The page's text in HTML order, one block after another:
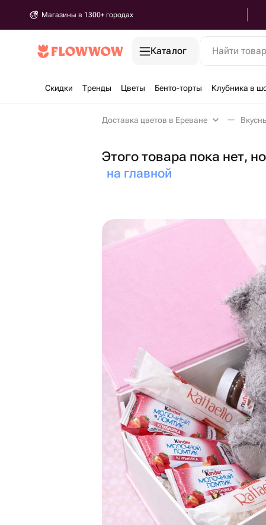
Магазины в 1300+ городах
Каталог Найти
Скидки Тренды Цветы Бенто-торты Клубника в
Доставка цветов в Ереване
Этого товара пока нет,
на главной